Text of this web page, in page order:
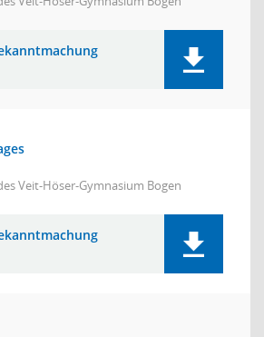
Veit-Höser-Gymnasium Bogen